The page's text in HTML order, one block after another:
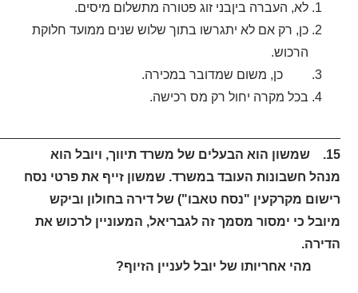
לא, העברה ביןבני זוג פטורה מתשלום מיסים.
כן, רק אם לא יתגרשו בתוך שלוש שנים ממועד חלוקת
הרכוש.
כן, משום שמדובר במכירה.
בכל מקרה יחול רק מס רכישה.
15. שמשון הוא הבעלים של משרד תיווך, ויובל הוא
מנהל חשבונות העובד במשרד. שמשון זייף את פרטי נסח
רישום מקרקעין "נסח טאבו") של דירה בחולון וביקש
מיובל כי ימסור מסמך זה לגבריאל, המעוניין לרכוש את
הדירה.
מהי אחריותו של יובל לעניין הזיוף?